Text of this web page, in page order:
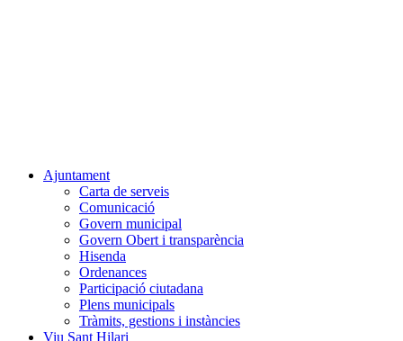
Ajuntament
Carta de serveis
Comunicació
Govern municipal
Govern Obert i transparència
Hisenda
Ordenances
Participació ciutadana
Plens municipals
Tràmits, gestions i instàncies
Viu Sant Hilari